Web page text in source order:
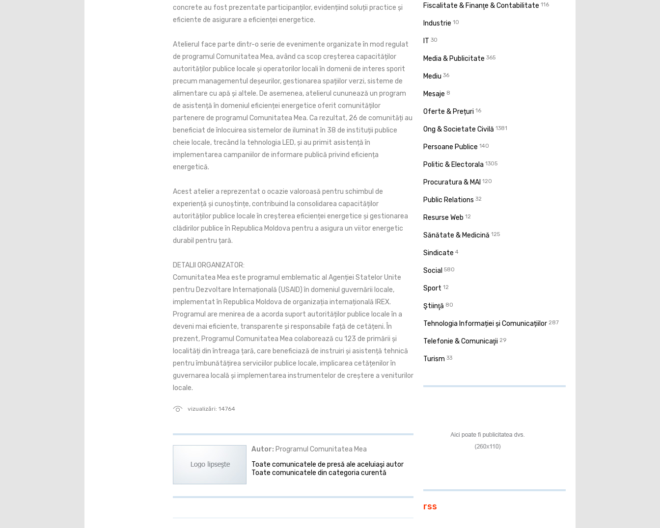
vizualizări: 14764
concrete au fost prezentate participanților, evidențiind soluții practice și
eficiente de asigurare a eficienței energetice.
Atelierul face parte dintr-o serie de evenimente organizate în mod regulat
de programul Comunitatea Mea, având ca scop creșterea capacităților
autorităților publice locale și operatorilor locali în domenii de interes sporit
precum managementul deșeurilor, gestionarea spațiilor verzi, sisteme de
alimentare cu apă și altele. De asemenea, atelierul cununează un program
de asistență în domeniul eficienței energetice oferit comunităților
partenere de programul Comunitatea Mea. Ca rezultat, 26 de comunități au
beneficiat de înlocuirea sistemelor de iluminat în 38 de instituții publice
cheie locale, trecând la tehnologia LED, și au primit asistență în
implementarea campaniilor de informare publică privind eficiența
energetică.
Acest atelier a reprezentat o ocazie valoroasă pentru schimbul de
experiență și cunoștințe, contribuind la consolidarea capacităților
autorităților publice locale în creșterea eficienței energetice și gestionarea
clădirilor publice în Republica Moldova pentru a asigura un viitor energetic
durabil pentru țară.
DETALII ORGANIZATOR:
Comunitatea Mea este programul emblematic al Agenției Statelor Unite
pentru Dezvoltare Internațională (USAID) în domeniul guvernării locale,
implementat în Republica Moldova de organizația internațională IREX.
Programul are menirea de a acorda suport autorităților publice locale în a
deveni mai eficiente, transparente și responsabile față de cetățeni. În
prezent, Programul Comunitatea Mea colaborează cu 123 de primării și
localități din întreaga țară, care beneficiază de instruiri și asistență tehnică
pentru îmbunătățirea serviciilor publice locale, implicarea cetățenilor în
guvernarea locală și implementarea instrumentelor de creștere a veniturilor
locale.
Autor: Programul Comunitatea Mea
Toate comunicatele de presă ale aceluiaşi autor
Toate comunicatele din categoria curentă
Fiscalitate & Finanţe & Contabilitate 116
Industrie 10
IT 30
Media & Publicitate 365
Mediu 36
Mesaje 8
Oferte & Prețuri 16
Ong & Societate Civilă 1381
Persoane Publice 140
Politic & Electorala 1305
Procuratura & MAI 120
Public Relations 32
Resurse Web 12
Sănătate & Medicină 125
Sindicate 4
Social 580
Sport 12
Ştiinţă 80
Tehnologia Informației și Comunicațiilor 287
Telefonie & Comunicaţii 29
Turism 33
rss